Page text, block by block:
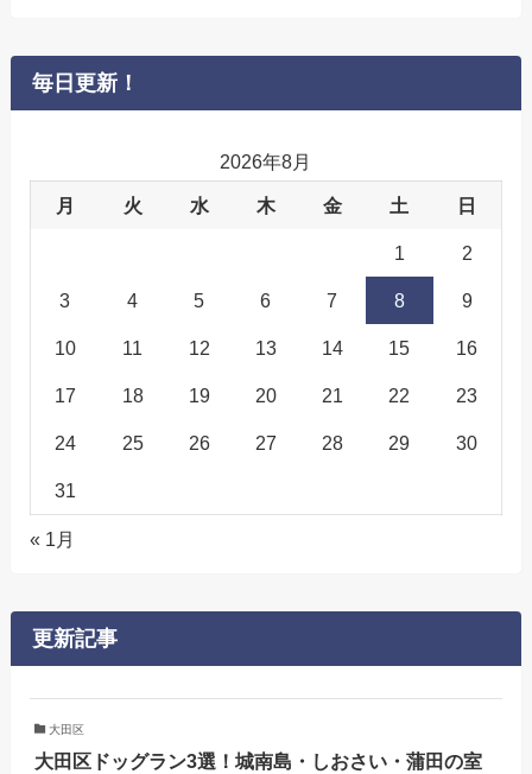
毎日更新！
2026年8月
月 火 水 木 金 土 日
1 2
3 4 5 6 7 8 9
10 11 12 13 14 15 16
17 18 19 20 21 22 23
24 25 26 27 28 29 30
31
« 1月
更新記事
大田区
大田区ドッグラン3選！城南島・しおさい・蒲田の室